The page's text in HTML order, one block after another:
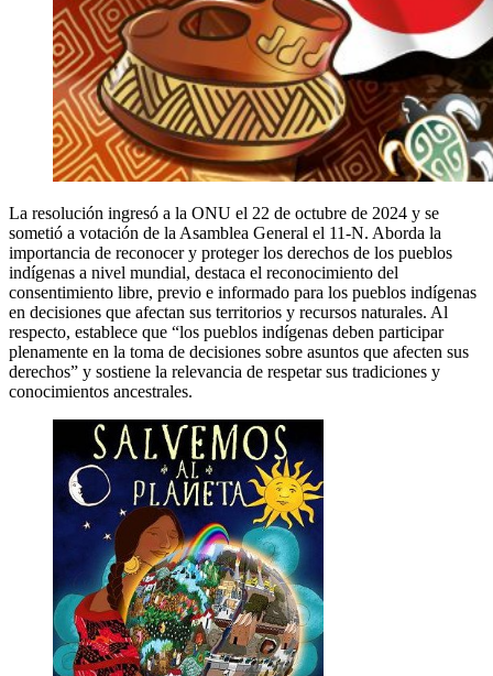
La resolución ingresó a la ONU el 22 de octubre de 2024 y se
sometió a votación de la Asamblea General el 11-N. Aborda la
importancia de reconocer y proteger los derechos de los pueblos
indígenas a nivel mundial, destaca el reconocimiento del
consentimiento libre, previo e informado para los pueblos indígenas
en decisiones que afectan sus territorios y recursos naturales. Al
respecto, establece que “los pueblos indígenas deben participar
plenamente en la toma de decisiones sobre asuntos que afecten sus
derechos” y sostiene la relevancia de respetar sus tradiciones y
conocimientos ancestrales.